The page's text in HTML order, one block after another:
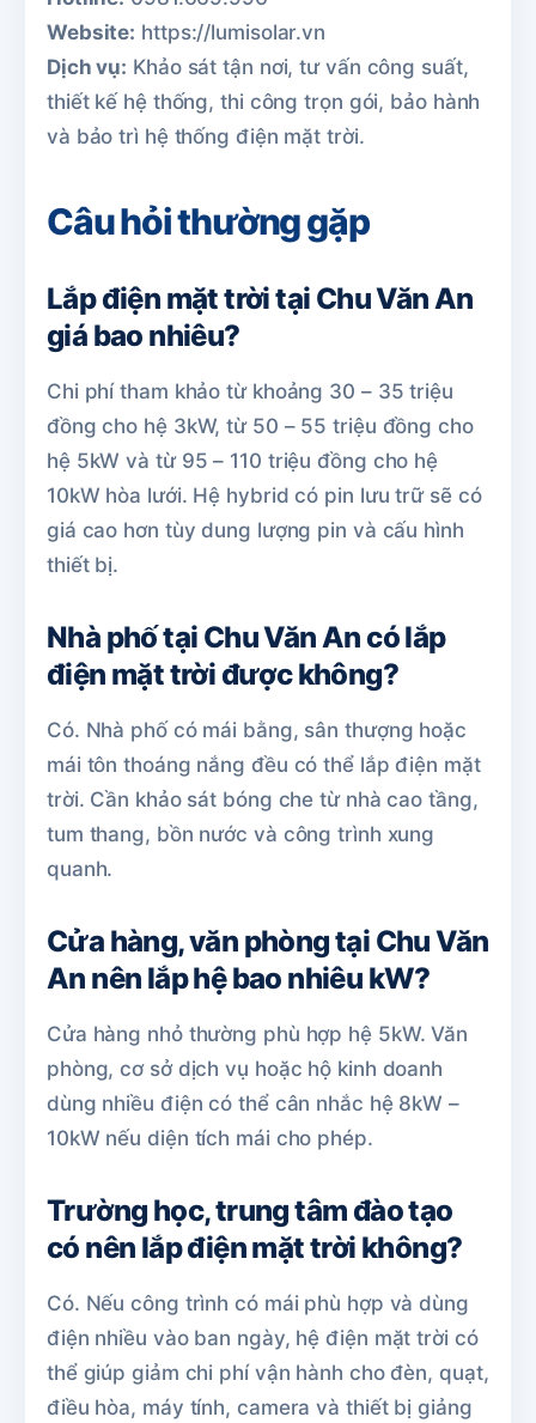
Website: https://lumisolar.vn
Dịch vụ: Khảo sát tận nơi, tư vấn công suất,
thiết kế hệ thống, thi công trọn gói, bảo hành
và bảo trì hệ thống điện mặt trời.
Câu hỏi thường gặp
Lắp điện mặt trời tại Chu Văn An
giá bao nhiêu?
Chi phí tham khảo từ khoảng 30 – 35 triệu
đồng cho hệ 3kW, từ 50 – 55 triệu đồng cho
hệ 5kW và từ 95 – 110 triệu đồng cho hệ
10kW hòa lưới. Hệ hybrid có pin lưu trữ sẽ có
giá cao hơn tùy dung lượng pin và cấu hình
thiết bị.
Nhà phố tại Chu Văn An có lắp
điện mặt trời được không?
Có. Nhà phố có mái bằng, sân thượng hoặc
mái tôn thoáng nắng đều có thể lắp điện mặt
trời. Cần khảo sát bóng che từ nhà cao tầng,
tum thang, bồn nước và công trình xung
quanh.
Cửa hàng, văn phòng tại Chu Văn
An nên lắp hệ bao nhiêu kW?
Cửa hàng nhỏ thường phù hợp hệ 5kW. Văn
phòng, cơ sở dịch vụ hoặc hộ kinh doanh
dùng nhiều điện có thể cân nhắc hệ 8kW –
10kW nếu diện tích mái cho phép.
Trường học, trung tâm đào tạo
có nên lắp điện mặt trời không?
Có. Nếu công trình có mái phù hợp và dùng
điện nhiều vào ban ngày, hệ điện mặt trời có
thể giúp giảm chi phí vận hành cho đèn, quạt,
điều hòa, máy tính, camera và thiết bị giảng